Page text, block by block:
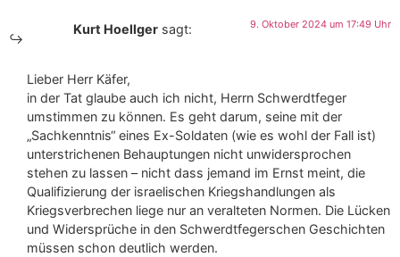
Kurt Hoellger sagt: 9. Oktober 2024 um 17:49 Uhr
Lieber Herr Käfer,
in der Tat glaube auch ich nicht, Herrn Schwerdtfeger
umstimmen zu können. Es geht darum, seine mit der
„Sachkenntnis“ eines Ex-Soldaten (wie es wohl der Fall ist)
unterstrichenen Behauptungen nicht unwidersprochen
stehen zu lassen – nicht dass jemand im Ernst meint, die
Qualifizierung der israelischen Kriegshandlungen als
Kriegsverbrechen liege nur an veralteten Normen. Die Lücken
und Widersprüche in den Schwerdtfegerschen Geschichten
müssen schon deutlich werden.